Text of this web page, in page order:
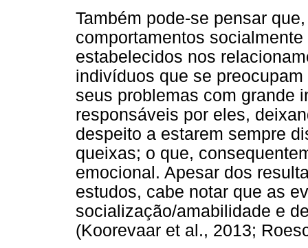
Também pode-se pensar
comportamentos
estabelecidos nos
indivíduos que se
seus problemas com grande
responsáveis por eles,
despeito a estarem sempre
queixas; o que,
emocional. Apesar dos
estudos, cabe notar que as
socialização/amabilidade e
(Koorevaar et al., 2013;